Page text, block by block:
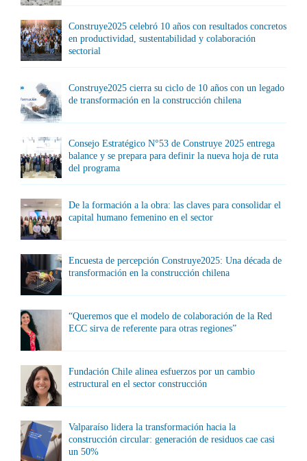
Construye2025 celebró 10 años con resultados concretos
en productividad, sustentabilidad y colaboración
sectorial
Construye2025 cierra su ciclo de 10 años con un legado
de transformación en la construcción chilena
Consejo Estratégico N°53 de Construye 2025 entrega
balance y se prepara para definir la nueva hoja de ruta
del programa
De la formación a la obra: las claves para consolidar el
capital humano femenino en el sector
Encuesta de percepción Construye2025: Una década de
transformación en la construcción chilena
“Queremos que el modelo de colaboración de la Red
ECC sirva de referente para otras regiones”
Fundación Chile alinea esfuerzos por un cambio
estructural en el sector construcción
Valparaíso lidera la transformación hacia la
construcción circular: generación de residuos cae casi
un 50%